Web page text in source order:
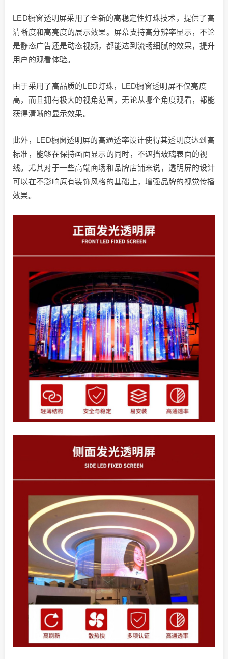
LED橱窗透明屏采用了全新的高稳定性灯珠技术，提供了高
清晰度和高亮度的展示效果。屏幕支持高分辨率显示，不论
是静态广告还是动态视频，都能达到流畅细腻的效果，提升
用户的观看体验。
由于采用了高品质的LED灯珠，LED橱窗透明屏不仅亮度
高，而且拥有极大的视角范围，无论从哪个角度观看，都能
获得清晰的显示效果。
此外，LED橱窗透明屏的高通透率设计使得其透明度达到高
标准，能够在保持画面显示的同时，不遮挡玻璃表面的视
线。尤其对于一些高端商场和品牌店铺来说，透明屏的设计
可以在不影响原有装饰风格的基础上，增强品牌的视觉传播
效果。